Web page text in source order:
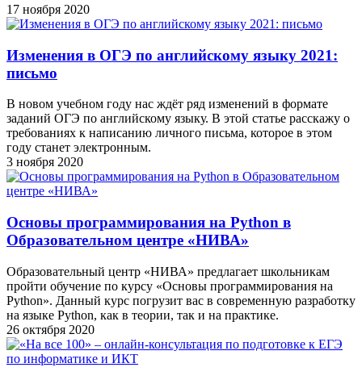
17 ноября 2020
Изменения в ОГЭ по английскому языку 2021:
письмо
В новом учебном году нас ждёт ряд изменений в формате
заданий ОГЭ по английскому языку. В этой статье расскажу о
требованиях к написанию личного письма, которое в этом
году станет электронным.
3 ноября 2020
Основы программирования на Python в
Образовательном центре «НИВА»
Образовательный центр «НИВА» предлагает школьникам
пройти обучение по курсу «Основы программирования на
Python». Данный курс погрузит вас в современную разработку
на языке Python, как в теории, так и на практике.
26 октября 2020